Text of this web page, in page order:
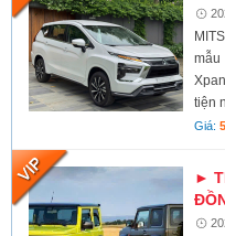
mẫu
tiện
Giá:
►